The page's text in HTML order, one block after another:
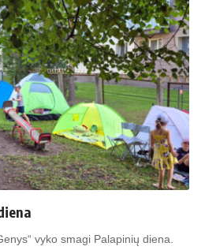
vyko smagi Palapinių diena.